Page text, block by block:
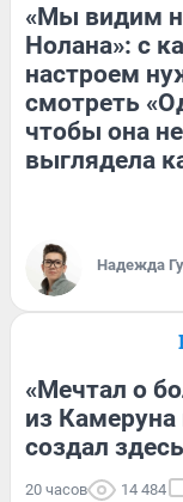
«Мы видим
Нолана»: с
настроем
смотреть
чтобы она не
выглядела
Надежда
«Мечтал о
из Камеруна
создал
20 часов 14 484